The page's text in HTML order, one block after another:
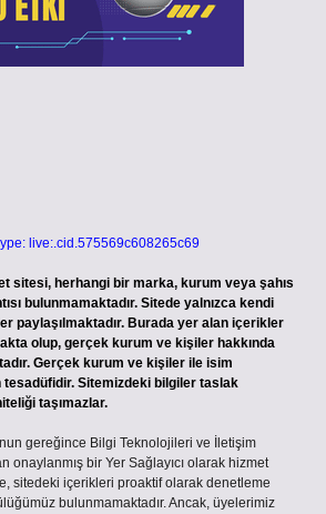
live:.cid.575569c608265c69
sitesi, herhangi bir marka, kurum veya şahıs
bulunmamaktadır. Sitede yalnızca kendi
paylaşılmaktadır. Burada yer alan içerikler
olup, gerçek kurum ve kişiler hakkında
Gerçek kurum ve kişiler ile isim
tesadüfidir. Sitemizdeki bilgiler taslak
taşımazlar.
gereğince Bilgi Teknolojileri ve İletişim
onaylanmış bir Yer Sağlayıcı olarak hizmet
sitedeki içerikleri proaktif olarak denetleme
bulunmamaktadır. Ancak, üyelerimiz